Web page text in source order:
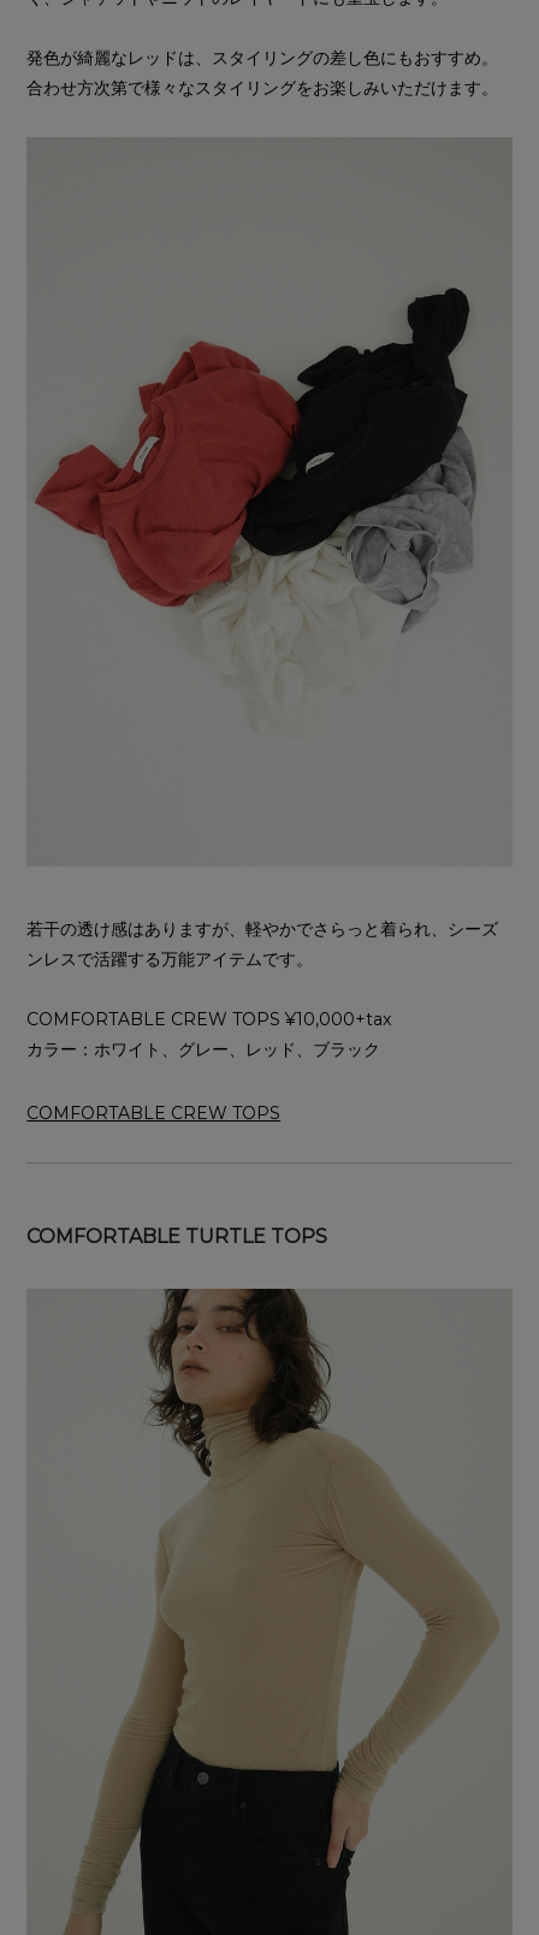
発色が綺麗なレッドは、スタイリングの差し色にもおすすめ。
合わせ方次第で様々なスタイリングをお楽しみいただけます。
若干の透け感はありますが、軽やかでさらっと着られ、シーズ
ンレスで活躍する万能アイテムです。
COMFORTABLE CREW TOPS ¥10,000+tax
カラー：ホワイト、グレー、レッド、ブラック
COMFORTABLE CREW TOPS
COMFORTABLE TURTLE TOPS